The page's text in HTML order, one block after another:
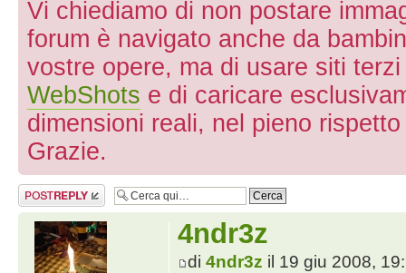
Vi chiediamo di non postare
forum è navigato anche da
vostre opere, ma di usare siti
WebShots e di caricare
dimensioni reali, nel pieno
Grazie.
Rispondi al
messaggio
4ndr3z
di 4ndr3z il 19 giu 2008,